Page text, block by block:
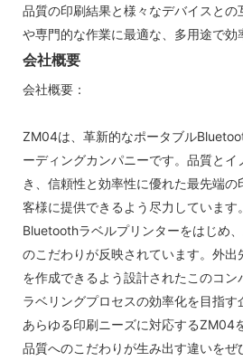
品質の印刷結果と様々なデバイスと
や専門的な作業に最適な、多用途で効
会社概要
会社概要：
ZM04は、革新的なポータブル
ーディングカンパニーです。品質と
き、信頼性と効率性に優れた最先端
客様に提供できるよう尽力して​​いま
Bluetoothラベルプリンターをはじめ
のこだわりが反映されています。外
を作成できるよう設計されたこのコン
ラベリングプロセスの効率化を目指す
あらゆる印刷ニーズに対応するZM04
品質へのこだわりが生み出す違いをぜ